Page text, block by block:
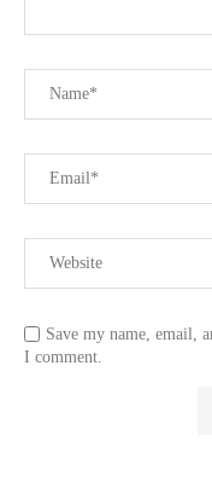
Save my name, email,
I comment.